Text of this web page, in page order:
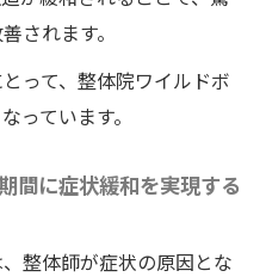
されます。
って、整体院ワイルドボ
っています。
間に症状緩和を実現する
整体師が症状の原因とな